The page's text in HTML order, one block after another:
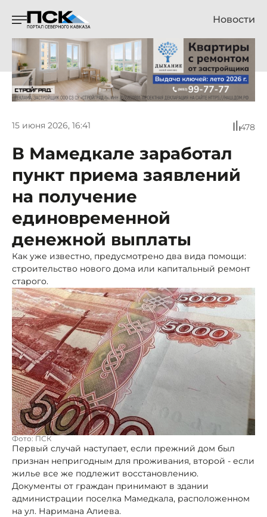
Новости
15 июня 2026, 16:41 478
В Мамедкале заработал
пункт приема заявлений
на получение
единовременной
денежной выплаты
Как уже известно, предусмотрено два вида помощи:
строительство нового дома или капитальный ремонт
старого.
Фото: ПСК
Первый случай наступает, если прежний дом был
признан непригодным для проживания, второй - если
жилье все же подлежит восстановлению.
Документы от граждан принимают в здании
администрации поселка Мамедкала, расположенном
на ул. Наримана Алиева.